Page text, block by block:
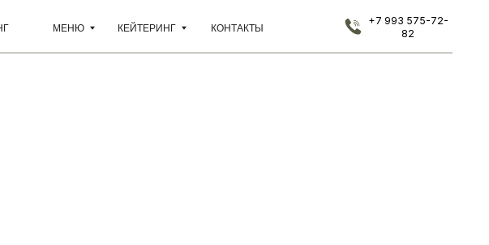
КЕЙТЕРИНГ КОНТАКТЫ